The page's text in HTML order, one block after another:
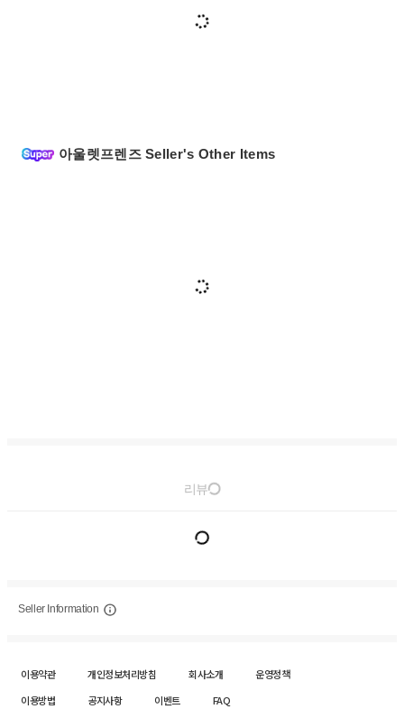
아울렛프렌즈 Seller's Other Items
리뷰
Seller Information
이용약관 개인정보처리방침 회사소개
운영정책
이용방법
공지사항 이벤트 FAQ